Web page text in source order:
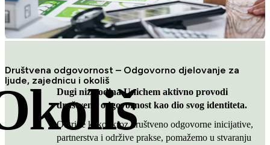
Društvena odgovornost – Odgovorno djelovanje za
ljude, zajednicu i okoliš
Dugi niz godina Unichem aktivno provodi
društvenu odgovornost kao dio svog identiteta.
Otkrijte kako, kroz društveno odgovorne inicijative,
partnerstva i održive prakse, pomažemo u stvaranju